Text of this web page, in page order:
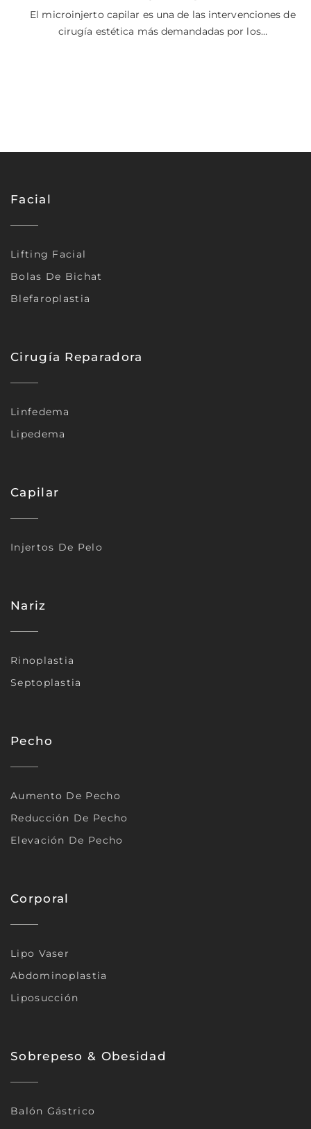
El microinjerto capilar es una de las intervenciones de
cirugía estética más demandadas por los…
Facial
Lifting Facial
Bolas De Bichat
Blefaroplastia
Cirugía Reparadora
Linfedema
Lipedema
Capilar
Injertos De Pelo
Nariz
Rinoplastia
Septoplastia
Pecho
Aumento De Pecho
Reducción De Pecho
Elevación De Pecho
Corporal
Lipo Vaser
Abdominoplastia
Liposucción
Sobrepeso & Obesidad
Balón Gástrico